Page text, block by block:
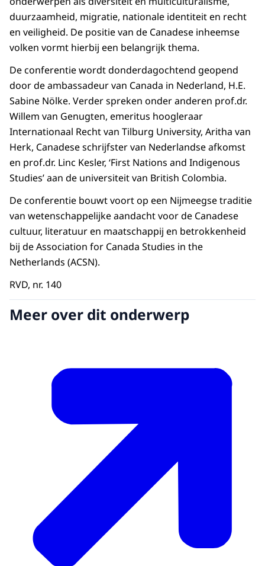
duurzaamheid, migratie, nationale identiteit en recht
en veiligheid. De positie van de Canadese inheemse
volken vormt hierbij een belangrijk thema.
De conferentie wordt donderdagochtend geopend
door de ambassadeur van Canada in Nederland, H.E.
Sabine Nölke. Verder spreken onder anderen prof.dr.
Willem van Genugten, emeritus hoogleraar
Internationaal Recht van Tilburg University, Aritha van
Herk, Canadese schrijfster van Nederlandse afkomst
en prof.dr. Linc Kesler, ‘First Nations and Indigenous
Studies’ aan de universiteit van British Colombia.
De conferentie bouwt voort op een Nijmeegse traditie
van wetenschappelijke aandacht voor de Canadese
cultuur, literatuur en maatschappij en betrokkenheid
bij de Association for Canada Studies in the
Netherlands (ACSN).
RVD, nr. 140
Meer over dit onderwerp